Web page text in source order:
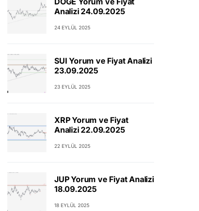
Analizi 24.09.2025
24 EYLÜL 2025
SUI Yorum ve Fiyat Analizi
23.09.2025
23 EYLÜL 2025
XRP Yorum ve Fiyat
Analizi 22.09.2025
22 EYLÜL 2025
JUP Yorum ve Fiyat Analizi
18.09.2025
18 EYLÜL 2025